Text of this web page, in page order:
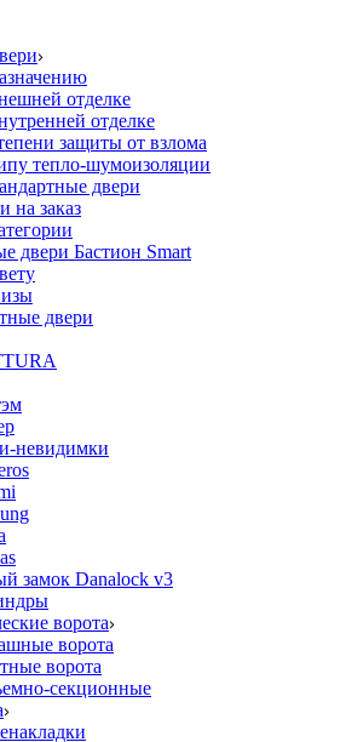
отделке
отделке
защиты от взлома
тепло-шумоизоляции
двери
на заказ
двери Бастион Smart
двери
невидимки
замок Danalock v3
ворота
ворота
ворота
секционные